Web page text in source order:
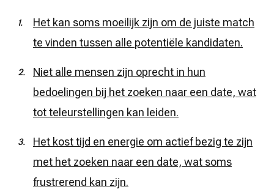
Het kan soms moeilijk zijn om de juiste match
te vinden tussen alle potentiële kandidaten.
Niet alle mensen zijn oprecht in hun
bedoelingen bij het zoeken naar een date, wat
tot teleurstellingen kan leiden.
Het kost tijd en energie om actief bezig te zijn
met het zoeken naar een date, wat soms
frustrerend kan zijn.